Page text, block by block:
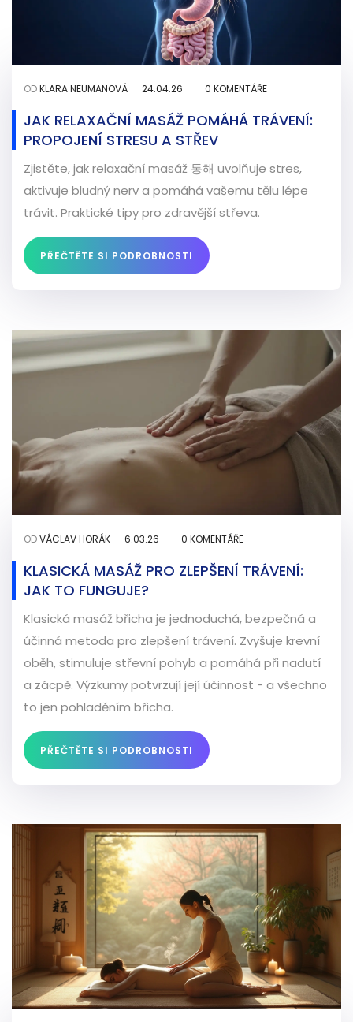
ODKLARA NEUMANOVÁ 24.04.26 0 KOMENTÁŘE
JAK RELAXAČNÍ MASÁŽ POMÁHÁ TRÁVENÍ:
PROPOJENÍ STRESU A STŘEV
Zjistěte, jak relaxační masáž 통해 uvolňuje stres,
aktivuje bludný nerv a pomáhá vašemu tělu lépe
trávit. Praktické tipy pro zdravější střeva.
PŘEČTĚTE SI PODROBNOSTI
ODVÁCLAV HORÁK 6.03.26 0 KOMENTÁŘE
KLASICKÁ MASÁŽ PRO ZLEPŠENÍ TRÁVENÍ:
JAK TO FUNGUJE?
Klasická masáž břicha je jednoduchá, bezpečná a
účinná metoda pro zlepšení trávení. Zvyšuje krevní
oběh, stimuluje střevní pohyb a pomáhá při nadutí
a zácpě. Výzkumy potvrzují její účinnost - a všechno
to jen pohladěním břicha.
PŘEČTĚTE SI PODROBNOSTI